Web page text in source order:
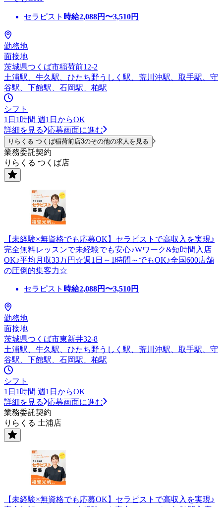
セラピスト 時給2,088円〜3,510円
勤務地
面接地
茨城県つくば市稲荷前12-2
土浦駅、牛久駅、ひたち野うしく駅、荒川沖駅、取手駅、守
谷駅、下館駅、石岡駅、柏駅
シフト
1日1時間 週1日からOK
詳細を見る
応募画面に進む
りらくる つくば稲荷前店3のその他の求人を見る
業務委託契約
りらくる つくば店
【未経験×無資格でも応募OK】セラピストで高収入を実現♪
完全無料レッスンで未経験でも安心♪Wワーク&短時間入店
OK♪平均月収33万円☆週1日～1時間～でもOK♪全国600店舗
の圧倒的集客力☆
セラピスト 時給2,088円〜3,510円
勤務地
面接地
茨城県つくば市東新井32-8
土浦駅、牛久駅、ひたち野うしく駅、荒川沖駅、取手駅、守
谷駅、下館駅、石岡駅、柏駅
シフト
1日1時間 週1日からOK
詳細を見る
応募画面に進む
業務委託契約
りらくる 土浦店
【未経験×無資格でも応募OK】セラピストで高収入を実現♪